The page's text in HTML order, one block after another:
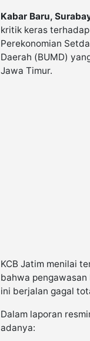
Kabar Baru,
kritik keras
Perekonomian
Daerah (BUMD)
Jawa Timur.
KCB Jatim menilai
bahwa pengawasan
ini berjalan gagal
Dalam laporan
adanya: